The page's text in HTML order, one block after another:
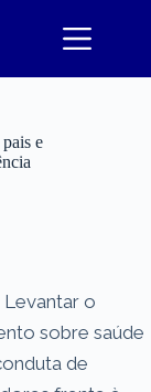
e
o
sobre saúde
de